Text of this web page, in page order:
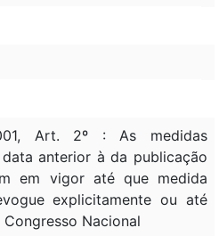
Art. 2º : As medidas
anterior à da publicação
em vigor até que medida
explicitamente ou até
Nacional